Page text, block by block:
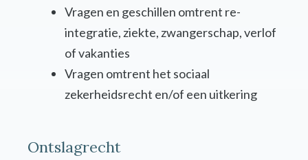
Vragen en geschillen omtrent re-
integratie, ziekte, zwangerschap, verlof
of vakanties
Vragen omtrent het sociaal
zekerheidsrecht en/of een uitkering
Ontslagrecht